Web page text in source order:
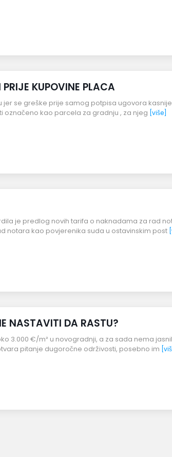
KUPOVINE PLACA
se greške prije samog potpisa ugovora
označeno kao parcela za gradnju , za njeg [više]
je predlog novih tarifa o naknadama za rad
notara kao povjerenika suda u ostavinskim post
NASTAVITI DA RASTU?
3.000 €/m² u novogradnji, a za sada nema
pitanje dugoročne održivosti, posebno im